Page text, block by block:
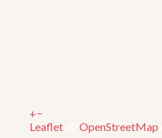
+−
Leaflet
OpenStreetMap